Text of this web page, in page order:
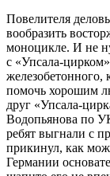
Повелителя
вообразить
моноцикле. И не
с «Упсала-
железобетонного,
помочь хорошим
друг «Упсала-
Водопьянова по
ребят выгнали с
прикинул, как
Германии